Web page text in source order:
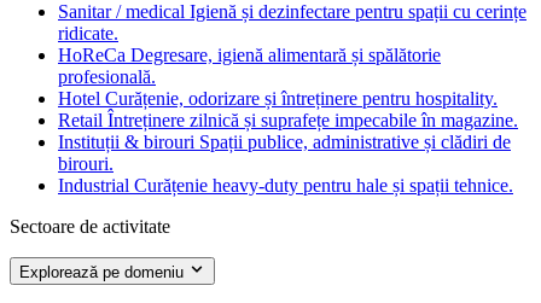
Sanitar / medical Igienă și dezinfectare pentru spații cu cerințe
ridicate.
HoReCa Degresare, igienă alimentară și spălătorie
profesională.
Hotel Curățenie, odorizare și întreținere pentru hospitality.
Retail Întreținere zilnică și suprafețe impecabile în magazine.
Instituții & birouri Spații publice, administrative și clădiri de
birouri.
Industrial Curățenie heavy-duty pentru hale și spații tehnice.
Sectoare de activitate
Explorează pe domeniu